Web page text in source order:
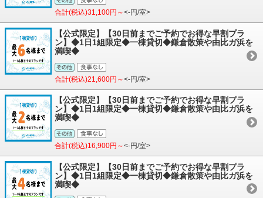
合計(税込)31,100円～<-円/室>
【公式限定】【30日前までご予約でお得な早割プラ
ン】◆1日1組限定◆一棟貸切◆鎌倉散策や由比ガ浜を
満喫◆
合計(税込)21,600円～<-円/室>
【公式限定】【30日前までご予約でお得な早割プラ
ン】◆1日1組限定◆一棟貸切◆鎌倉散策や由比ガ浜を
満喫◆
合計(税込)16,900円～<-円/室>
【公式限定】【30日前までご予約でお得な早割プラ
ン】◆1日1組限定◆一棟貸切◆鎌倉散策や由比ガ浜を
満喫◆